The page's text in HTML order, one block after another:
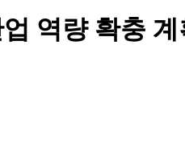
역량 확충